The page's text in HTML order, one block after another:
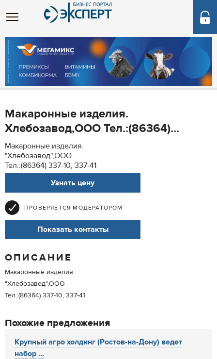
Макаронные изделия.
Хлебозавод,ООО Тел.:(86364)...
Макаронные изделия.
"Хлебозавод",ООО
Тел.:(86364) 337-10, 337-41
Узнать цену
ПРОВЕРЯЕТСЯ МОДЕРАТОРОМ
Показать контакты
ОПИСАНИЕ
Макаронные изделия.
"Хлебозавод",ООО
Тел.:(86364) 337-10, 337-41
Похожие предложения
Крупный агро холдинг (Ростов-на-Дону) ведет
набор ...